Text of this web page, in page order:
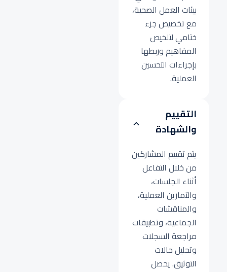
بيئات العمل الصحية،
مع تخصيص جزء
ختامي لتلخيص
المفاهيم وربطها
بإجراءات التحسين
العملية.
التقييم
والشهادة
يتم تقييم المشاركين
من خلال التفاعل
أثناء الجلسات،
والتمارين العملية،
والمناقشات
الجماعية، وتطبيقات
مراجعة السجلات
وتحليل حالات
التوثيق. يحصل